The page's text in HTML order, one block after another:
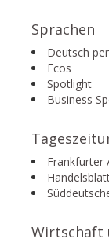
Sprachen
Deutsch
Ecos
Spotlight
Business
Frankfurter
Wirtschaft